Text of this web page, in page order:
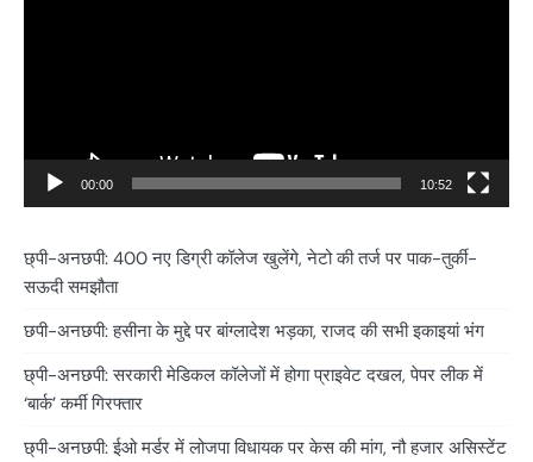
00:00 10:52
छ्पी-अनछपी: 400 नए डिग्री कॉलेज खुलेंगे, नेटो की तर्ज पर पाक-तुर्की-
सऊदी समझौता
छपी-अनछपी: हसीना के मुद्दे पर बांग्लादेश भड़का, राजद की सभी इकाइयां भंग
छ्पी-अनछपी: सरकारी मेडिकल कॉलेजों में होगा प्राइवेट दखल, पेपर लीक में
‘बार्क’ कर्मी गिरफ्तार
छ्पी-अनछपी: ईओ मर्डर में लोजपा विधायक पर केस की मांग, नौ हजार असिस्टेंट